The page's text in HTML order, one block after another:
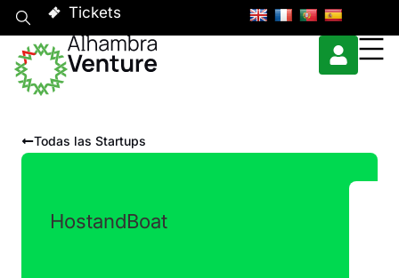
Tickets
Todas las Startups
HostandBoat